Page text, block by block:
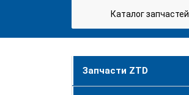
Каталог запчастей
Запчасти ZTD